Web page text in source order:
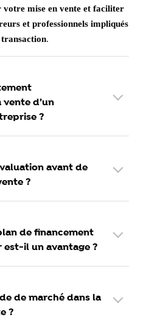
mise en vente et faciliter
et professionnels impliqués
transaction.
vente d’un
?
avant de
?
de financement
il un avantage ?
de marché dans la
?